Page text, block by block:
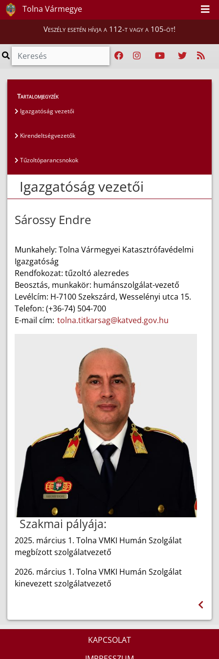
Tolna Vármegye
Veszély esetén hívja a 112-t vagy a 105-öt!
Magunkról
Igazgatóság vezetői
Tartalomjegyzék
Igazgatóság vezetői
Kirendeltségvezetők
Tűzoltóparancsnokok
Igazgatóság vezetői
Sárossy Endre
Munkahely: Tolna Vármegyei Katasztrófavédelmi
Igazgatóság
Rendfokozat: tűzoltó alezredes
Beosztás, munkakör: humánszolgálat-vezető
Levélcím: H-7100 Szekszárd, Wesselényi utca 15.
Telefon: (+36-74) 504-700
E-mail cím: tolna.titkarsag@katved.gov.hu
Szakmai pályája:
2025. március 1. Tolna VMKI Humán Szolgálat
megbízott szolgálatvezető
2026. március 1. Tolna VMKI Humán Szolgálat
kinevezett szolgálatvezető
KAPCSOLAT